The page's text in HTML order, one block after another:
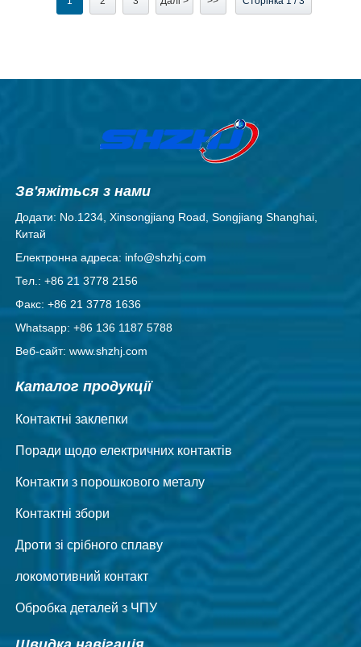
Зв'яжіться з нами
Додати: No.1234, Xinsongjiang Road, Songjiang Shanghai,
Китай
Електронна адреса: info@shzhj.com
Тел.: +86 21 3778 2156
Факс: +86 21 3778 1636
Whatsapp: +86 136 1187 5788
Веб-сайт: www.shzhj.com
Каталог продукції
Контактні заклепки
Поради щодо електричних контактів
Контакти з порошкового металу
Контактні збори
Дроти зі срібного сплаву
локомотивний контакт
Обробка деталей з ЧПУ